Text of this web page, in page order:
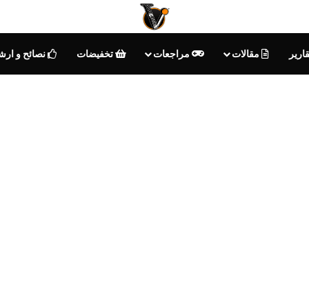
مقالات مراجعات تخفيضات نصائح و